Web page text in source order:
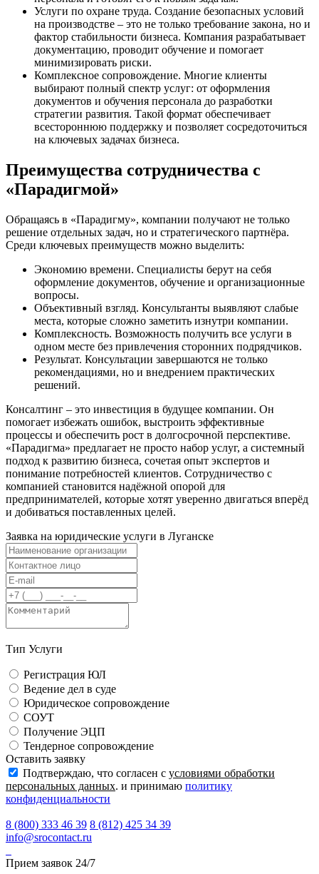
Услуги по охране труда. Создание безопасных условий
на производстве – это не только требование закона, но и
фактор стабильности бизнеса. Компания разрабатывает
документацию, проводит обучение и помогает
минимизировать риски.
Комплексное сопровождение. Многие клиенты
выбирают полный спектр услуг: от оформления
документов и обучения персонала до разработки
стратегии развития. Такой формат обеспечивает
всестороннюю поддержку и позволяет сосредоточиться
на ключевых задачах бизнеса.
Преимущества сотрудничества с
«Парадигмой»
Обращаясь в «Парадигму», компании получают не только
решение отдельных задач, но и стратегического партнёра.
Среди ключевых преимуществ можно выделить:
Экономию времени. Специалисты берут на себя
оформление документов, обучение и организационные
вопросы.
Объективный взгляд. Консультанты выявляют слабые
места, которые сложно заметить изнутри компании.
Комплексность. Возможность получить все услуги в
одном месте без привлечения сторонних подрядчиков.
Результат. Консультации завершаются не только
рекомендациями, но и внедрением практических
решений.
Консалтинг – это инвестиция в будущее компании. Он
помогает избежать ошибок, выстроить эффективные
процессы и обеспечить рост в долгосрочной перспективе.
«Парадигма» предлагает не просто набор услуг, а системный
подход к развитию бизнеса, сочетая опыт экспертов и
понимание потребностей клиентов. Сотрудничество с
компанией становится надёжной опорой для
предпринимателей, которые хотят уверенно двигаться вперёд
и добиваться поставленных целей.
Заявка на юридические услуги в Луганске
Тип Услуги
Регистрация ЮЛ
Ведение дел в суде
Юридическое сопровождение
СОУТ
Получение ЭЦП
Тендерное сопровождение
Оставить заявку
Подтверждаю, что согласен с условиями обработки
персональных данных. и принимаю политику
конфиденциальности
8 (800) 333 46 39 8 (812) 425 34 39
info@srocontact.ru
Прием заявок 24/7